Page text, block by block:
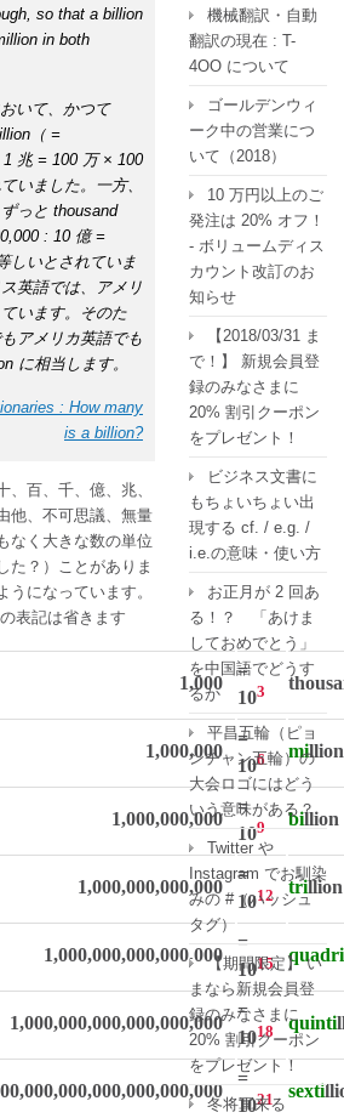
so that a billion
in both
いて、かつて
（ =
兆 = 100 万 × 100
いました。一方、
っと thousand
: 10 億 =
しいとされていま
英語では、アメリ
います。そのた
アメリカ英語でも
に相当します。
: How many
is a billion?
、百、千、億、兆、
、不可思議、無量
く大きな数の単位
た？）ことがありま
うになっています。
表記は省きます
1,000
=
103
1,000,000
=
106 million
1,000,000,000
=
109 billion
1,000,000,000,000
=
1012 trillion
1,000,000,000,000,000
=
1015 quadri
1,000,000,000,000,000,000
=
1018 quinti
=
1021 sexti
機械翻訳・自動
翻訳の現在 : T-
4OO について
ゴールデンウィ
ーク中の営業につ
いて（2018）
10 万円以上のご
発注は 20% オフ！
- ボリュームディス
カウント改訂のお
知らせ
【2018/03/31 ま
で！】 新規会員登
録のみなさまに
20% 割引クーポン
をプレゼント！
ビジネス文書に
もちょいちょい出
現する cf. / e.g. /
i.e.の意味・使い方
お正月が 2 回あ
る！？ 「あけま
しておめでとう」
を中国語でどうす
るか
平昌五輪（ピョ
ンチャン五輪）の
大会ロゴにはどう
いう意味がある？
Twitter や
Instagram でお馴染
みの #（ハッシュ
タグ）
【期間限定】 い
まなら新規会員登
録のみなさまに
20% 割引クーポン
をプレゼント！
冬将軍来る